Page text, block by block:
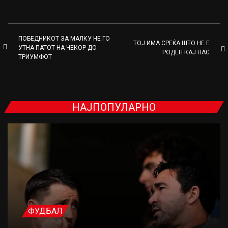
ПОБЕДНИКОТ ЗА МАЛКУ НЕ ГО
УТНА ПАТОТ НА ЧЕКОР ДО
ТРИУМФОТ
ТОЈ ИМА СРЕЌА ШТО НЕ Е
РОДЕН КАЈ НАС
НАЈПОПУЛАРНО
ФУДБАЛ